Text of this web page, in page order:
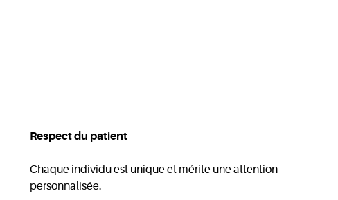
Respect du patient
Chaque individu est unique et mérite une attention
personnalisée.